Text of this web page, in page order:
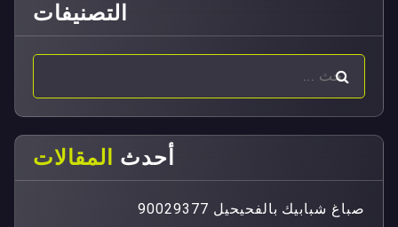
التصنيفات
أحدث المقالات
صباغ شبابيك بالفحيحيل 90029377